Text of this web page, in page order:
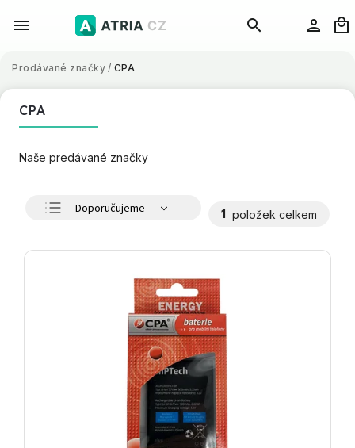
Prodávané značky / CPA
CPA
Naše predávané značky
Doporučujeme
Nejprodávanější
1 položek celkem